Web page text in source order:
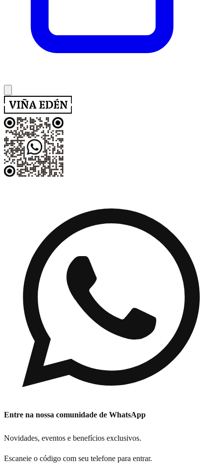
Entre na nossa comunidade de WhatsApp
Novidades, eventos e benefícios exclusivos.
Escaneie o código com seu telefone para entrar.